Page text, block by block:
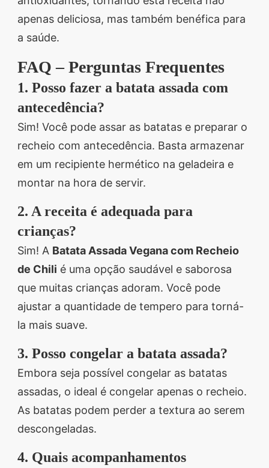
apenas deliciosa, mas também benéfica para
a saúde.
FAQ – Perguntas Frequentes
1. Posso fazer a batata assada com
antecedência?
Sim! Você pode assar as batatas e preparar o
recheio com antecedência. Basta armazenar
em um recipiente hermético na geladeira e
montar na hora de servir.
2. A receita é adequada para
crianças?
Sim! A Batata Assada Vegana com Recheio
de Chili é uma opção saudável e saborosa
que muitas crianças adoram. Você pode
ajustar a quantidade de tempero para torná-
la mais suave.
3. Posso congelar a batata assada?
Embora seja possível congelar as batatas
assadas, o ideal é congelar apenas o recheio.
As batatas podem perder a textura ao serem
descongeladas.
4. Quais acompanhamentos